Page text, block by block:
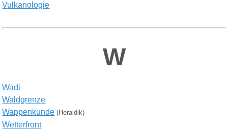
Vulkanologie
W
Wadi
Waldgrenze
Wappenkunde (Heraldik)
Wetterfront